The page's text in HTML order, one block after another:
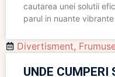
cautarea unei solutii
parul in nuante
Divertisment,
UNDE CUMPERI